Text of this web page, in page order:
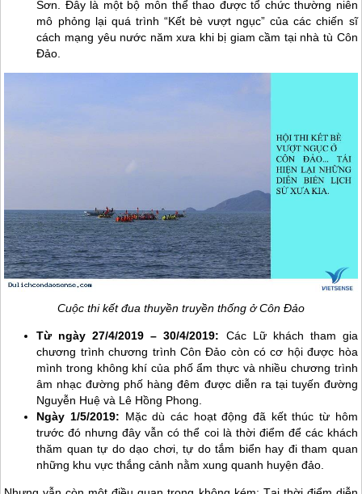
Sơn. Đây là một bộ môn thể thao được tổ chức thường niên
mô phỏng lại quá trình “Kết bè vượt ngục” của các chiến sĩ
cách mạng yêu nước năm xưa khi bị giam cầm tại nhà tù Côn
Đảo
Cuộc thi kết đua thuyền truyền thống ởCôn Đảo
Từ ngày 27/4/2019 – 30/4/2019: Các Lữ khách tham gia
chương trình chương trình Côn Đảo còn có cơ hội được hòa
mình trong không khí của phố ẩm thực và nhiều chương trình
âm nhạc đường phố hàng đêm được diễn ra tại tuyến đường
Nguyễn Huệ và Lê Hồng Phong.
Ngày 1/5/2019: Mặc dù các hoạt động đã kết thúc từ hôm
trước đó nhưng đây vẫn có thể coi là thời điểm để các khách
thăm quan tự do dạo chơi, tự do tắm biển hay đi tham quan
những khu vực thắng cảnh nằm xung quanh huyện đảo.